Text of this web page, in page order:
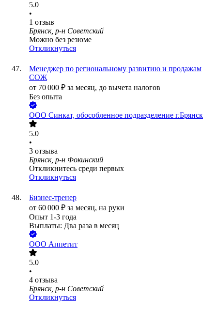
5.0
•
1 отзыв
Брянск, р-н Советский
Можно без резюме
Откликнуться
Менеджер по региональному развитию и продажам
СОЖ
от 70 000 ₽ за месяц, до вычета налогов
Без опыта
ООО Синкат, обособленное подразделение г.Брянск
5.0
•
3 отзыва
Брянск, р-н Фокинский
Откликнитесь среди первых
Откликнуться
Бизнес-тренер
от 60 000 ₽ за месяц, на руки
Опыт 1-3 года
Выплаты: Два раза в месяц
ООО Аппетит
5.0
•
4 отзыва
Брянск, р-н Советский
Откликнуться